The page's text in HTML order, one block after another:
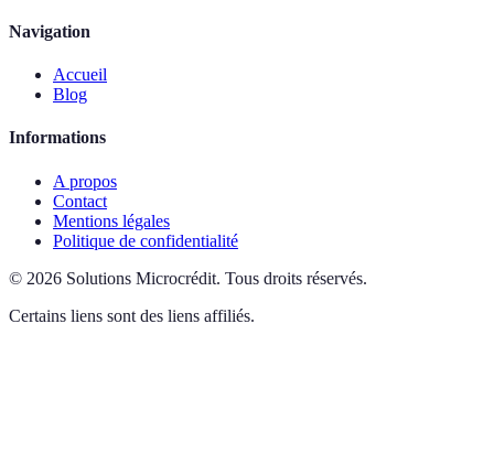
Navigation
Accueil
Blog
Informations
A propos
Contact
Mentions légales
Politique de confidentialité
© 2026 Solutions Microcrédit. Tous droits réservés.
Certains liens sont des liens affiliés.